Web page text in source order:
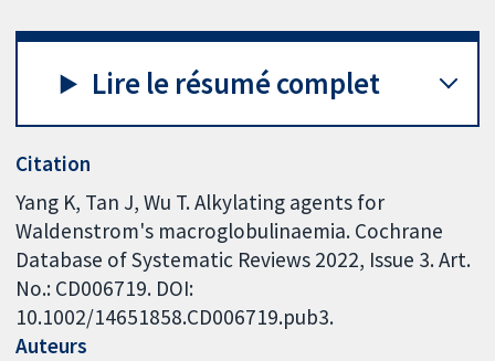
Lire le résumé complet
Citation
Yang K, Tan J, Wu T. Alkylating agents for
Waldenstrom's macroglobulinaemia. Cochrane
Database of Systematic Reviews 2022, Issue 3. Art.
No.: CD006719. DOI:
10.1002/14651858.CD006719.pub3.
Auteurs